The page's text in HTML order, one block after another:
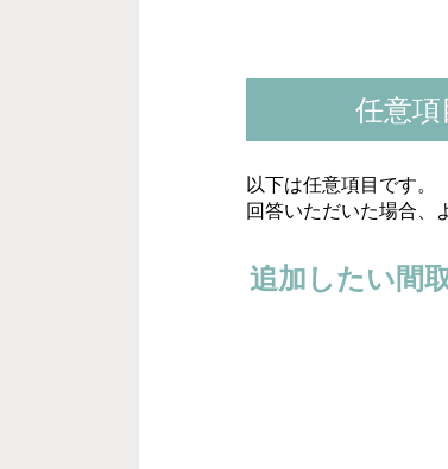
任意項
以下は任意項目です。
回答いただいた場合、
追加したい間